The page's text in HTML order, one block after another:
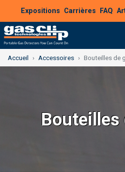
Expositions Carrières FAQ
Accueil Accessoires Bouteilles de
Bouteilles